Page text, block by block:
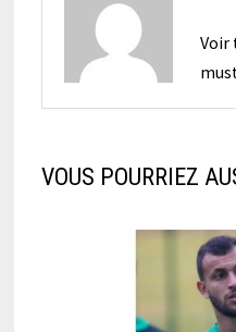
Voir
VOUS POURRIEZ